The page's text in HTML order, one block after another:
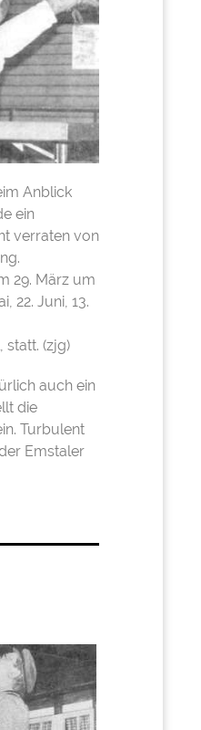
Anblick
ein
verraten von
29. März um
22. Juni, 13.
statt. (zjg)
auch ein
die
Turbulent
Emstaler